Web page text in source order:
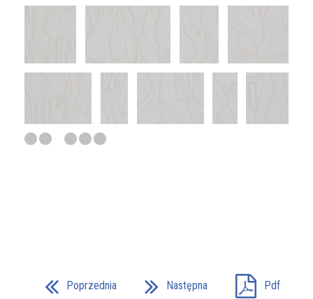
Poprzednia Następna Pdf